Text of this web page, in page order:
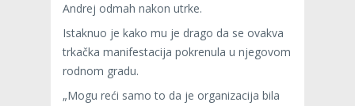
Andrej odmah nakon utrke.
Istaknuo je kako mu je drago da se ovakva
trkačka manifestacija pokrenula u njegovom
rodnom gradu.
„Mogu reći samo to da je organizacija bila